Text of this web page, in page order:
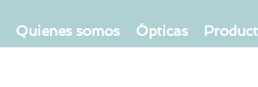
Quienes somos Ópticas